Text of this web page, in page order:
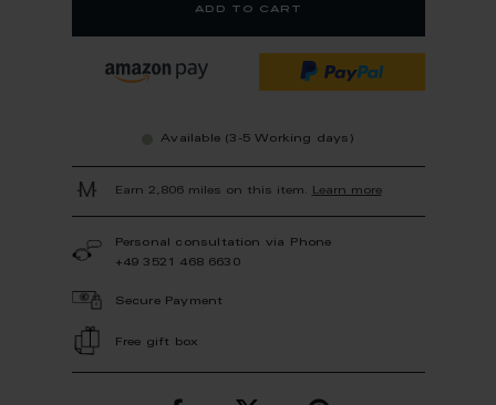
add to cart
Available (3-5 Working days)
Earn 2,806 miles on this item. Learn more
Personal consultation via Phone
+49 3521 468 6630
Secure Payment
Free gift box